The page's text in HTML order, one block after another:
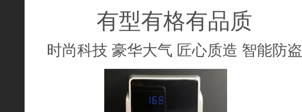
有型有格有品质
时尚科技 豪华大气 匠心质造 智能防盗